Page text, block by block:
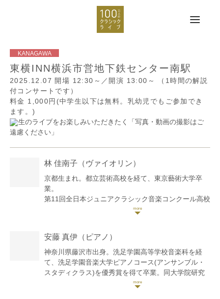
東横INN横浜市営地下鉄センター南駅
2025.12.07 開場 12:30～／開演 13:00～
（1時間の解説
付コンサートです）
料金 1,000円(中学生以下は無料。乳幼児でもご参加でき
ます。)
生のライブをお楽しみいただきたく「写真・動画の撮影はご
遠慮ください」
林 佳南子 （ヴァイオリン）
京都生まれ。都立芸術高校を経て、東京藝術大学卒
業。
第11回全日本ジュニアクラシック音楽コンクール高校
生部門第1位。第13回同コンクール弦楽器の部大学生
ロ・室内楽で自主演奏会も行う。
これまでに小室由利恵、保井頌子、若林暢、澤和樹、
野口千代光、小森谷巧の各氏に師事。
兵庫芸術文化センター管弦楽団コアメンバー、大阪フ
ィルハーモニー交響楽団ヴァイオリン奏者、神奈川フ
安藤 真伊 （ピアノ）
神奈川県藤沢市出身。洗足学園高等学校音楽科を経
て、洗足学園音楽大学ピアノコース(アンサンブル・
スタディクラス)を優秀賞を得て卒業。同大学院研究
科ピアノコースを修了。第9回サンハート・アンサン